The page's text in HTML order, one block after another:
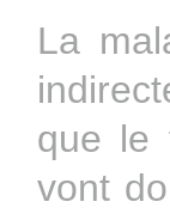
La
que le
vont